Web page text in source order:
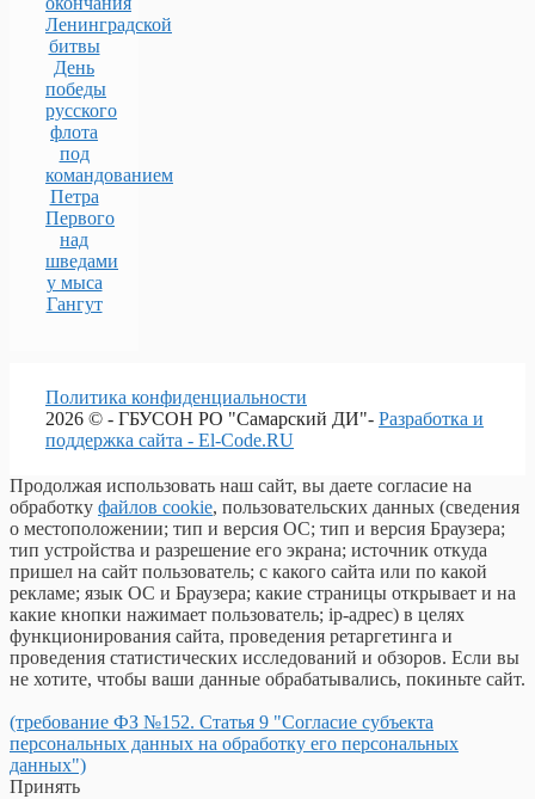
Ленинградской
битвы
День
победы
русского
флота
под
командованием
Петра
Первого
над
шведами
у мыса
Гангут
Политика конфиденциальности
2026 © - ГБУСОН РО "Самарский ДИ"- Разработка и
поддержка сайта - El-Code.RU
Продолжая использовать наш сайт, вы даете согласие на
обработку файлов cookie, пользовательских данных (сведения
о местоположении; тип и версия ОС; тип и версия Браузера;
тип устройства и разрешение его экрана; источник откуда
пришел на сайт пользователь; с какого сайта или по какой
рекламе; язык ОС и Браузера; какие страницы открывает и на
какие кнопки нажимает пользователь; ip-адрес) в целях
функционирования сайта, проведения ретаргетинга и
проведения статистических исследований и обзоров. Если вы
не хотите, чтобы ваши данные обрабатывались, покиньте сайт.
(требование ФЗ №152. Статья 9 "Согласие субъекта
персональных данных на обработку его персональных
данных")
Принять